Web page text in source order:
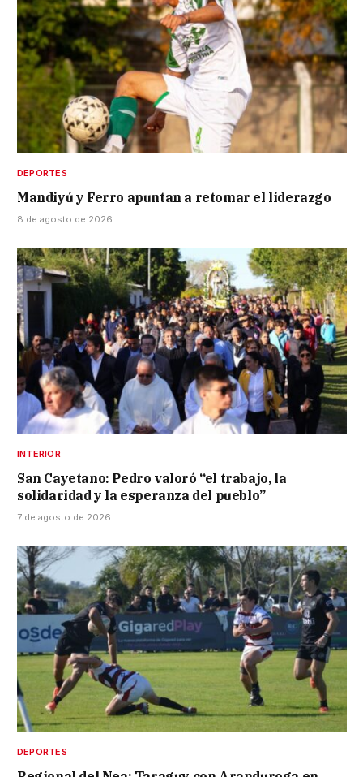
DEPORTES
Mandiyú y Ferro apuntan a retomar el liderazgo
8 de agosto de 2026
INTERIOR
San Cayetano: Pedro valoró “el trabajo, la
solidaridad y la esperanza del pueblo”
7 de agosto de 2026
DEPORTES